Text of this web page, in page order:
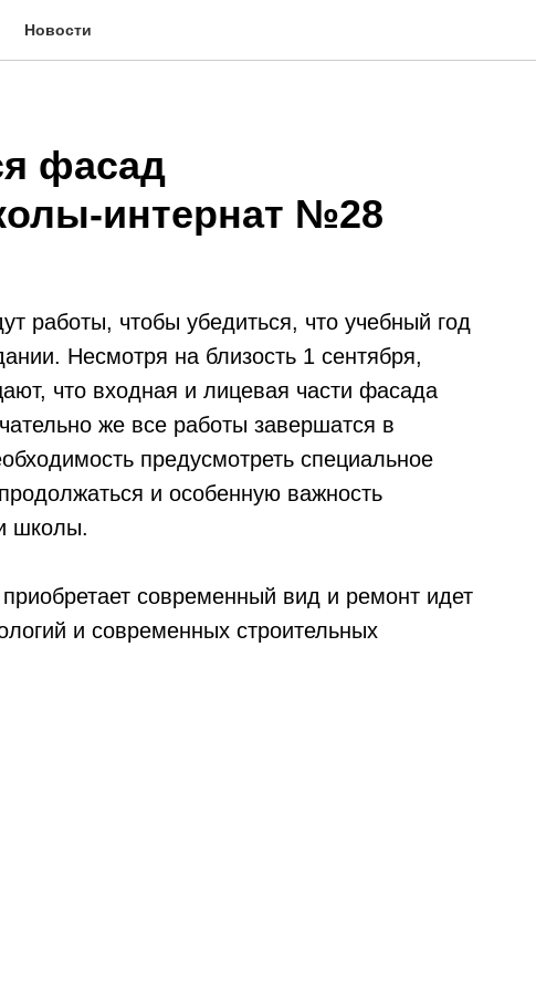
Новости
фасад
интернат №28
работы, чтобы убедиться, что учебный год
Несмотря на близость 1 сентября,
что входная и лицевая части фасада
же все работы завершатся в
предусмотреть специальное
и особенную важность
школы.
современный вид и ремонт идет
и современных строительных